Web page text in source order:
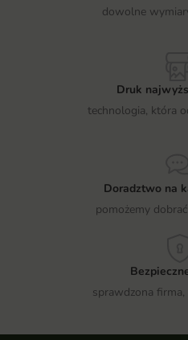
dowolne
Druk
technologia, która
Doradztwo na
pomożemy
sprawdzona